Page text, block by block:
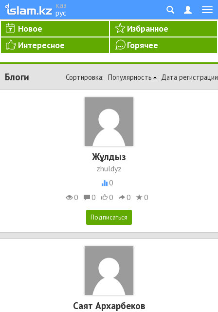
қаз
рус
Новое
Избранное
Интересное
Горячее
Блоги Сортировка: Популярность Дата регистрации
Жұлдыз
zhuldyz
0
0
0 0 0 0
Саят Архарбеков